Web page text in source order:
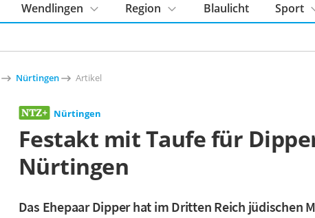
Wendlingen Region Blaulicht Sport
Nürtingen Artikel
Nürtingen
Festakt mit Taufe für
Nürtingen
Das Ehepaar Dipper hat im Dritten Reich jüdischen